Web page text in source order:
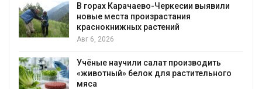
В горах Карачаево-Черкесии выявили
новые места произрастания
краснокнижных растений
Авг 6, 2026
Учёные научили салат производить
«животный» белок для растительного
мяса